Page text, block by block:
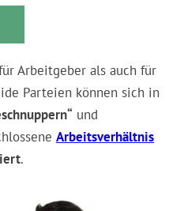
Arbeitgeber als auch für
Parteien können sich in
und
Arbeitsverhältnis
.